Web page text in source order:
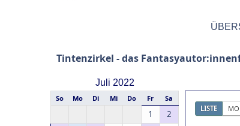
Tintenzirkel - das
Juli 2022
So Mo Di Mi Do Fr Sa
1
2
LISTE